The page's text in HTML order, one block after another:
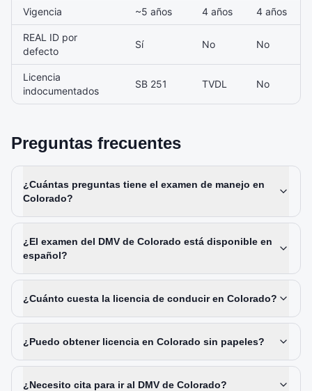
Vigencia ~5 años 4 años 4 años
REAL ID por
defecto
Sí No No
Licencia
indocumentados
SB 251 TVDL No
Preguntas frecuentes
¿Cuántas preguntas tiene el examen de manejo en
Colorado?
¿El examen del DMV de Colorado está disponible en
español?
¿Cuánto cuesta la licencia de conducir en Colorado?
¿Puedo obtener licencia en Colorado sin papeles?
¿Necesito cita para ir al DMV de Colorado?